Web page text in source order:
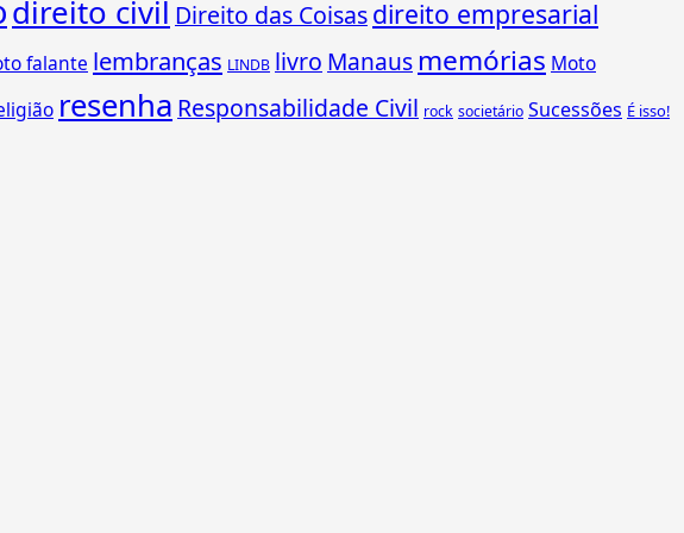
direito civil Direito das Coisasdireito empresarial
falante lembranças LINDB livro Manaus memórias Moto
resenha Responsabilidade Civil rock societário Sucessões É isso!